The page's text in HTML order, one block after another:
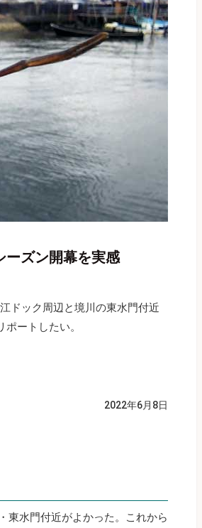
ズン開幕を実感
ドック周辺と境川の東水門付近
ートしたい。
2022年6月8日
東水門付近がよかった。これから